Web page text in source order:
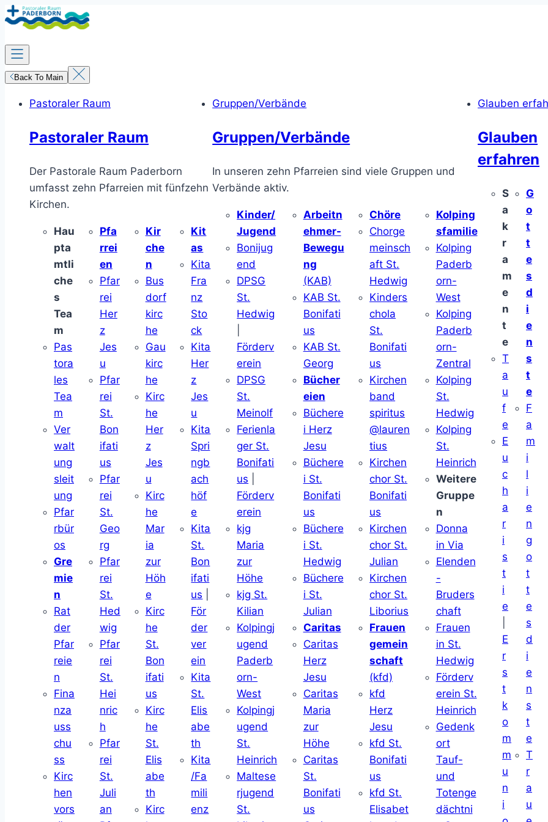
Zum
Inhalt
springen
Back To Main
Pastoraler Raum
Pastoraler Raum
Der Pastorale Raum Paderborn
umfasst zehn Pfarreien mit fünfzehn
Kirchen.
Hau
pta
mtli
che
s
Tea
m
Pas
tora
les
Tea
m
Ver
walt
ung
sleit
ung
Pfar
rbür
os
Gre
mie
n
Rat
der
Pfar
reie
n
Fina
nza
uss
chu
ss
Kirc
hen
vors
Pfa
rrei
en
Pfar
rei
Her
z
Jes
u
Pfar
rei
St.
Bon
ifati
us
Pfar
rei
St.
Geo
rg
Pfar
rei
St.
Hed
wig
Pfar
rei
St.
Hei
nric
h
Pfar
rei
St.
Juli
an
Kir
che
n
Bus
dorf
kirc
he
Gau
kirc
he
Kirc
he
Her
z
Jes
u
Kirc
he
Mar
ia
zur
Höh
e
Kirc
he
St.
Bon
ifati
us
Kirc
he
St.
Elis
abe
th
Kirc
Kit
as
Kita
Fra
nz
Sto
ck
Kita
Her
z
Jes
u
Kita
Spri
ngb
ach
höf
e
Kita
St.
Bon
ifati
us
För
der
ver
ein
Kita
St.
Elis
abe
th
Kita
/Fa
mili
enz
Gruppen/Verbände
Gruppen/Verbände
In unseren zehn Pfarreien sind viele Gruppen und
Verbände aktiv.
Kinder/
Jugend
Bonijug
end
DPSG
St.
Hedwig
Förderv
erein
DPSG
St.
Meinolf
Ferienla
ger St.
Bonifati
us
Förderv
erein
kjg
Maria
zur
Höhe
kjg St.
Kilian
Kolpingj
ugend
Paderb
orn-
West
Kolpingj
ugend
St.
Heinrich
Maltese
rjugend
St.
Arbeitn
ehmer-
Bewegu
ng
(KAB)
KAB St.
Bonifati
us
KAB St.
Georg
Bücher
eien
Büchere
i Herz
Jesu
Büchere
i St.
Bonifati
us
Büchere
i St.
Hedwig
Büchere
i St.
Julian
Caritas
Caritas
Herz
Jesu
Caritas
Maria
zur
Höhe
Caritas
St.
Bonifati
us
Chöre
Chorge
meinsch
aft St.
Hedwig
Kinders
chola
St.
Bonifati
us
Kirchen
band
spiritus
@lauren
tius
Kirchen
chor St.
Bonifati
us
Kirchen
chor St.
Julian
Kirchen
chor St.
Liborius
Frauen
gemein
schaft
(kfd)
kfd
Herz
Jesu
kfd St.
Bonifati
us
kfd St.
Elisabet
Kolping
sfamilie
Kolping
Paderb
orn-
West
Kolping
Paderb
orn-
Zentral
Kolping
St.
Hedwig
Kolping
St.
Heinrich
Weitere
Gruppe
n
Donna
in Via
Elenden
-
Bruders
chaft
Frauen
in St.
Hedwig
Förderv
erein St.
Heinrich
Gedenk
ort
Tauf-
und
Totenge
dächtni
Glauben
Glauben
erfahren
S
a
k
r
a
m
e
n
t
e
T
a
u
f
e
E
u
c
h
a
r
i
s
t
i
e
E
r
s
t
k
o
m
m
u
n
i
G
o
t
t
e
s
d
i
e
n
s
t
e
F
a
m
i
l
i
e
n
g
o
t
t
e
s
d
i
e
n
s
t
e
T
r
a
u